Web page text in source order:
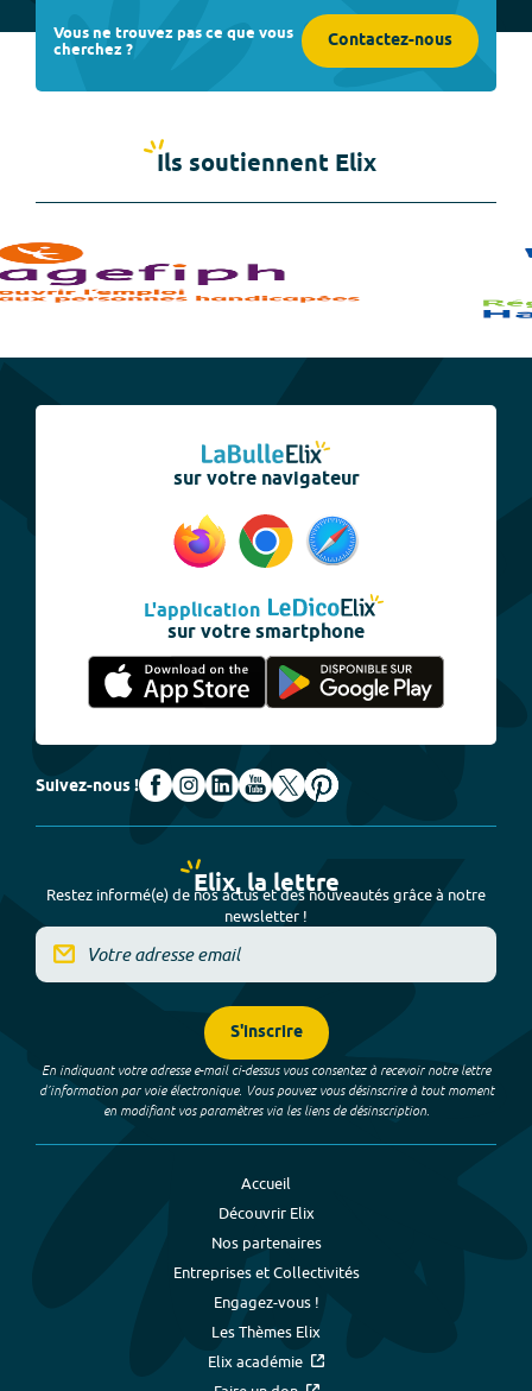
Vous ne trouvez pas ce que vous
cherchez ? Contactez-nous
Ils soutiennent Elix
sur votre navigateur
L'application
sur votre smartphone
Suivez-nous !
Elix, la lettre
Restez informé(e) de nos actus et des nouveautés grâce à notre
newsletter !
S'inscrire
En indiquant votre adresse e-mail ci-dessus vous consentez à recevoir notre lettre
d’information par voie électronique. Vous pouvez vous désinscrire à tout moment
en modifiant vos paramètres via les liens de désinscription.
Accueil
Découvrir Elix
Nos partenaires
Entreprises et Collectivités
Engagez-vous !
Les Thèmes Elix
Elix académie